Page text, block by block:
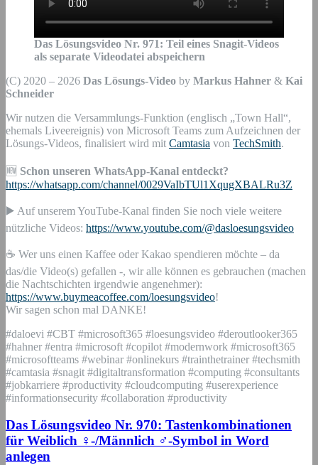
Das Lösungsvideo Nr. 971: Teil eines Snagit-Videos
als separate Videodatei abspeichern
(C) 2020 – 2026 Das Lösungs-Video by Markus Hahner & Kai
Schneider
Wir nutzen die Versammlungs-Funktion (englisch „Town Hall“,
ehemals Liveereignis) von Microsoft Teams zum Aufzeichnen der
Lösungs-Videos, finalisiert wird mit Camtasia von TechSmith.
🆕 Schon unseren WhatsApp-Kanal entdeckt?
https://whatsapp.com/channel/0029VaIbTUl1XqugXBALRu3Z
▶️ Auf unserem YouTube-Kanal finden Sie noch viele weitere
nützliche Videos: https://www.youtube.com/@dasloesungsvideo
☕ Wer uns einen Kaffee oder Kakao spendieren möchte – da
das/die Video(s) gefallen -, wir alle können es gebrauchen (machen
die Nachtschichten irgendwie angenehmer):
https://www.buymeacoffee.com/loesungsvideo!
Wir sagen schon mal DANKE!
#daloevi #CBT #microsoft365 #loesungsvideo #deroutlooker365
#hahner #entra #microsoft #copilot #modernwork #microsoft365
#microsoftteams #webinar #onlinekurs #trainthetrainer #techsmith
#camtasia #snagit #digitaltransformation #computing #consultants
#jobkarriere #productivity #cloudcomputing #userexperience
#informationsecurity #collaboration #productivity
Das Lösungsvideo Nr. 970: Tastenkombinationen
für Weiblich ♀-/Männlich ♂-Symbol in Word
anlegen